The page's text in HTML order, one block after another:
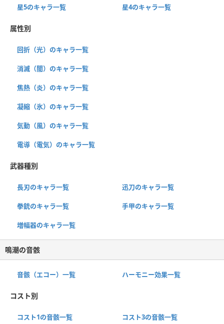
星5のキャラ一覧 星4のキャラ一覧
属性別
回折（光）のキャラ一覧
消滅（闇）のキャラ一覧
焦熱（炎）のキャラ一覧
凝縮（氷）のキャラ一覧
気動（風）のキャラ一覧
電導（電気）のキャラ一覧
武器種別
長刃のキャラ一覧 迅刀のキャラ一覧
拳銃のキャラ一覧 手甲のキャラ一覧
増幅器のキャラ一覧
鳴潮の音骸
音骸（エコー）一覧 ハーモニー効果一覧
コスト別
コスト1の音骸一覧 コスト3の音骸一覧